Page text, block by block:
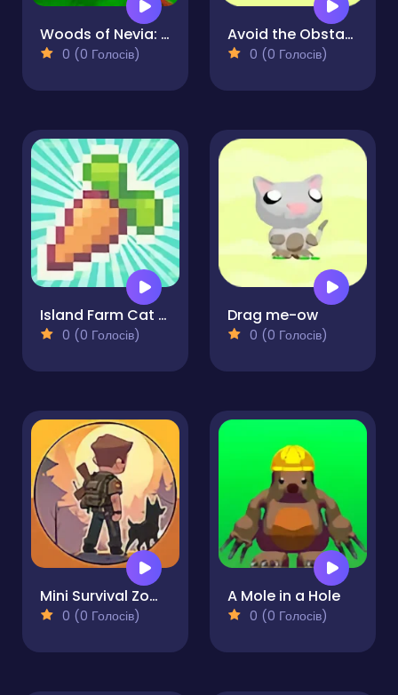
Woods of Nevia: Forest Survival
0 (0 Голосів)
Avoid the Obstacles
0 (0 Голосів)
Island Farm Cat Gardener
0 (0 Голосів)
Drag me-ow
0 (0 Голосів)
Mini Survival Zombie Fight
0 (0 Голосів)
A Mole in a Hole
0 (0 Голосів)